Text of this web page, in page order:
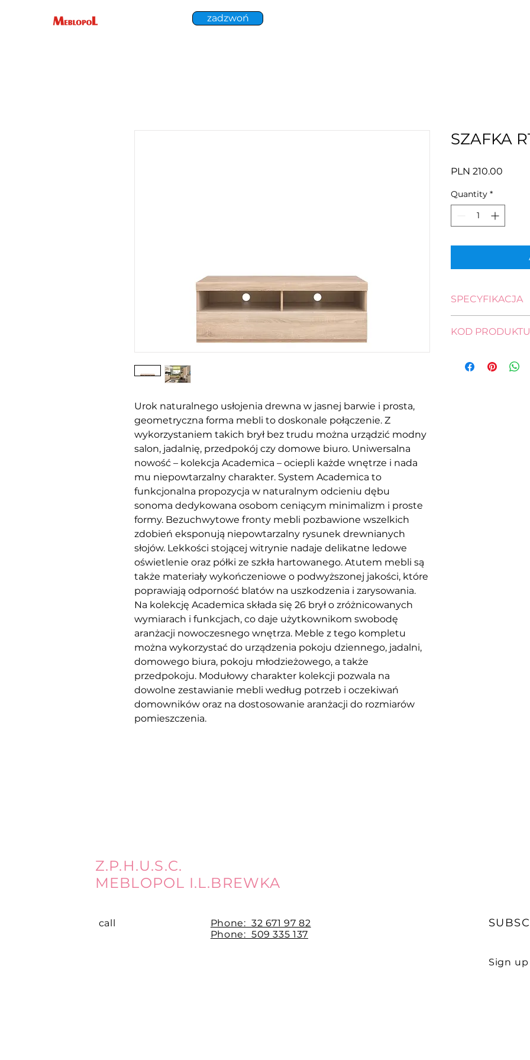
zadzwoń
Urok naturalnego usłojenia drewna w jasnej barwie i prosta,
geometryczna forma mebli to doskonale połączenie. Z
wykorzystaniem takich brył bez trudu można urządzić modny
salon, jadalnię, przedpokój czy domowe biuro. Uniwersalna
nowość – kolekcja Academica – ociepli każde wnętrze i nada
mu niepowtarzalny charakter. System Academica to
funkcjonalna propozycja w naturalnym odcieniu dębu
sonoma dedykowana osobom ceniącym minimalizm i proste
formy. Bezuchwytowe fronty mebli pozbawione wszelkich
zdobień eksponują niepowtarzalny rysunek drewnianych
słojów. Lekkości stojącej witrynie nadaje delikatne ledowe
oświetlenie oraz półki ze szkła hartowanego. Atutem mebli są
także materiały wykończeniowe o podwyższonej jakości, które
poprawiają odporność blatów na uszkodzenia i zarysowania.
Na kolekcję Academica składa się 26 brył o zróżnicowanych
wymiarach i funkcjach, co daje użytkownikom swobodę
aranżacji nowoczesnego wnętrza. Meble z tego kompletu
można wykorzystać do urządzenia pokoju dziennego, jadalni,
domowego biura, pokoju młodzieżowego, a także
przedpokoju. Modułowy charakter kolekcji pozwala na
dowolne zestawianie mebli według potrzeb i oczekiwań
domowników oraz na dostosowanie aranżacji do rozmiarów
pomieszczenia.
SZAFKA
PLN 210.00
Quantity *
SPECYFIKACJA
szerokość: 120,5 cm
KOD PRODUKTU
Z.P.H.U.S.C.
MEBLOPOL I.L.BREWKA
call Phone: 32 671 97 82
Phone: 509 335 137
Sign